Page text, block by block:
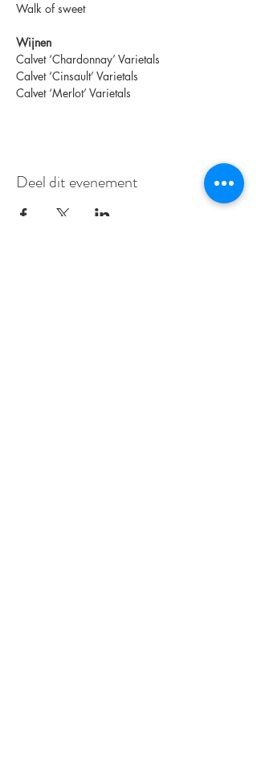
Walk of sweet
Wijnen
Calvet ‘Chardonnay’ Varietals
Calvet ‘Cinsault’ Varietals
Calvet ‘Merlot’ Varietals
Deel dit evenement